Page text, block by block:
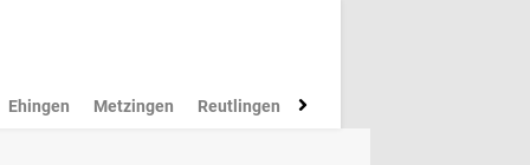
Ehingen Metzingen Reutlingen Münsingen